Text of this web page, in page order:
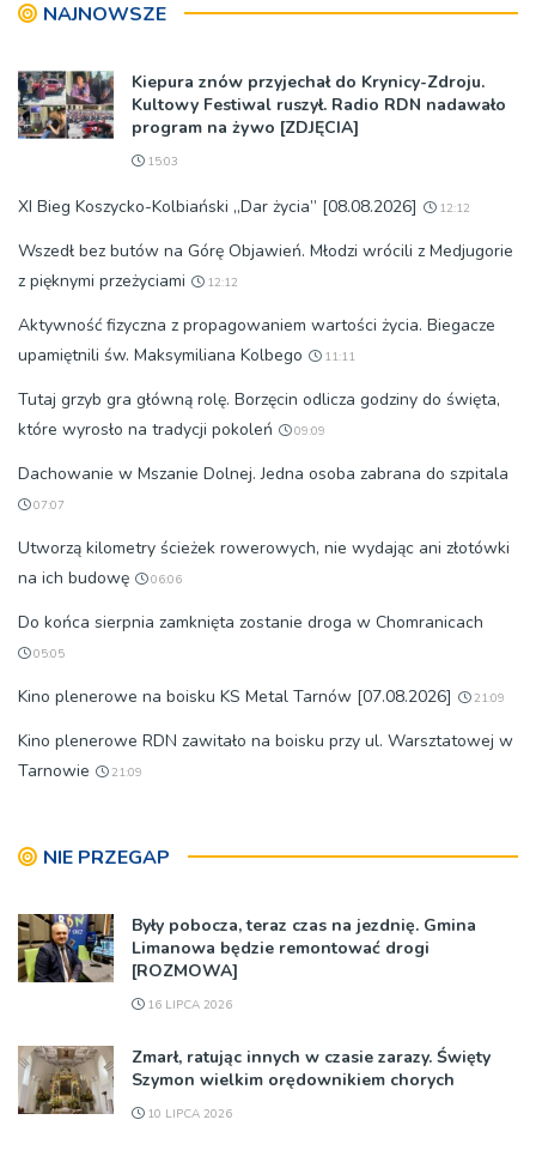
NAJNOWSZE
Kiepura znów przyjechał do Krynicy-Zdroju.
Kultowy Festiwal ruszył. Radio RDN nadawało
program na żywo [ZDJĘCIA]
15:03
XI Bieg Koszycko-Kolbiański „Dar życia” [08.08.2026] 12:12
Wszedł bez butów na Górę Objawień. Młodzi wrócili z Medjugorie
z pięknymi przeżyciami
12:12
Aktywność fizyczna z propagowaniem wartości życia. Biegacze
upamiętnili św. Maksymiliana Kolbego
11:11
Tutaj grzyb gra główną rolę. Borzęcin odlicza godziny do święta,
które wyrosło na tradycji pokoleń
09:09
Dachowanie w Mszanie Dolnej. Jedna osoba zabrana do szpitala
07:07
Utworzą kilometry ścieżek rowerowych, nie wydając ani złotówki
na ich budowę
06:06
Do końca sierpnia zamknięta zostanie droga w Chomranicach
05:05
Kino plenerowe na boisku KS Metal Tarnów [07.08.2026] 21:09
Kino plenerowe RDN zawitało na boisku przy ul. Warsztatowej w
Tarnowie
21:09
NIE PRZEGAP
Były pobocza, teraz czas na jezdnię. Gmina
Limanowa będzie remontować drogi
[ROZMOWA]
16 LIPCA 2026
Zmarł, ratując innych w czasie zarazy. Święty
Szymon wielkim orędownikiem chorych
10 LIPCA 2026